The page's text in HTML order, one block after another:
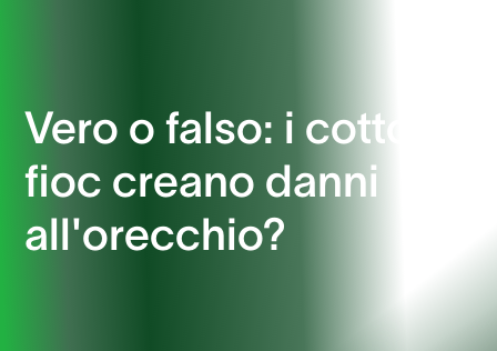
Vero o falso: i cotton
fioc creano danni
all'orecchio?